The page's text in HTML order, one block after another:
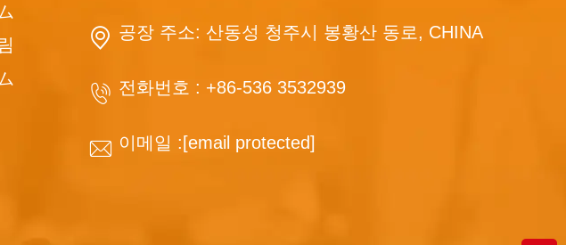
공장 주소: 산동성 청주시 봉황산 동로, CHINA
전화번호 : +86-536 3532939
이메일 : [email protected]